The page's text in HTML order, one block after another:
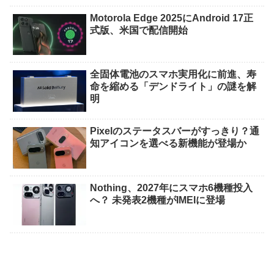
Motorola Edge 2025にAndroid 17正
式版、米国で配信開始
全固体電池のスマホ実用化に前進、寿
命を縮める「デンドライト」の謎を解
明
Pixelのステータスバーがすっきり？通
知アイコンを選べる新機能が登場か
Nothing、2027年にスマホ6機種投入
へ？ 未発表2機種がIMEIに登場